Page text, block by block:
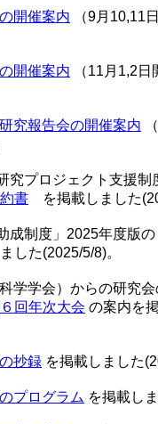
開催案内 （9月10,11
開催案内 （11月1,2
究報告会の開催案内
究プロジェクト支援
書 を掲載しました
成制度」2025年度版
した(2025/5/8)。
学学会）からの研究
回年次大会 の案内を
抄録 を掲載しました
プログラム を掲載し